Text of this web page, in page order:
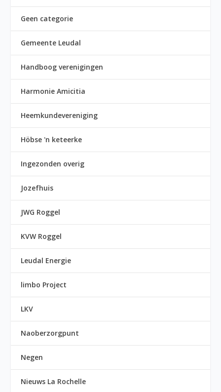
Geen categorie
Gemeente Leudal
Handboog verenigingen
Harmonie Amicitia
Heemkundevereniging
Höbse 'n keteerke
Ingezonden overig
Jozefhuis
JWG Roggel
KVW Roggel
Leudal Energie
limbo Project
LKV
Naoberzorgpunt
Negen
Nieuws La Rochelle